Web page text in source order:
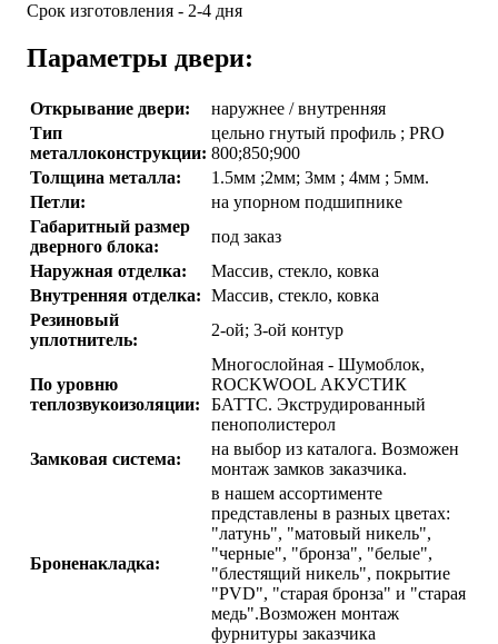
Срок изготовления - 2-4 дня
Параметры двери:
Открывание двери:
наружнее / внутренняя
Тип
металлоконструкции:
цельно гнутый профиль ; PRO
800;850;900
Толщина металла:
1.5мм ;2мм; 3мм ; 4мм ; 5мм.
Петли:
на упорном подшипнике
Габаритный размер
дверного блока:
под заказ
Наружная отделка:
Массив, стекло, ковка
Внутренняя отделка: Массив, стекло, ковка
Резиновый
уплотнитель:
2-ой; 3-ой контур
По уровню
теплозвукоизоляции:
Многослойная - Шумоблок,
ROCKWOOL АКУСТИК
БАТТС. Экструдированный
пенополистерол
Замковая система:
на выбор из каталога. Возможен
монтаж замков заказчика.
Броненакладка:
в нашем ассортименте
представлены в разных цветах:
"латунь", "матовый никель",
"черные", "бронза", "белые",
"блестящий никель", покрытие
"PVD", "старая бронза" и "старая
медь".Возможен монтаж
фурнитуры заказчика